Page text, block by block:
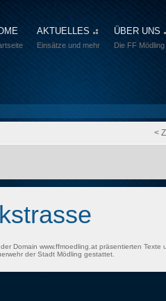
AKTUELLES
Einsätze und mehr
ÜBER UNS
Die FF Mödling
<
Domain www.ffmoedling.at präsentierten Texte
der Stadt Mödling gestattet.